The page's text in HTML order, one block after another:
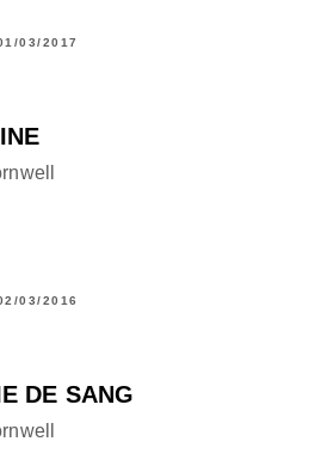
03/2017
03/2016
DE SANG